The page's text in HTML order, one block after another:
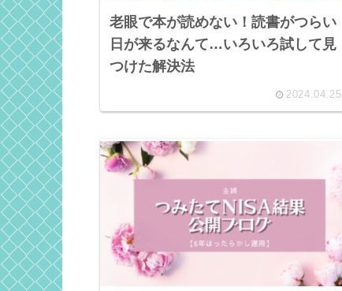
老眼で本が読めない！読書がつらい
日が来るなんて…いろいろ試して見
つけた解決法
2024.04.25